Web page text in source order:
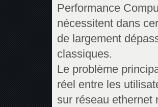
Performance
nécessitent dans
de largement
classiques.
Le problème
réel entre les
sur réseau ethernet